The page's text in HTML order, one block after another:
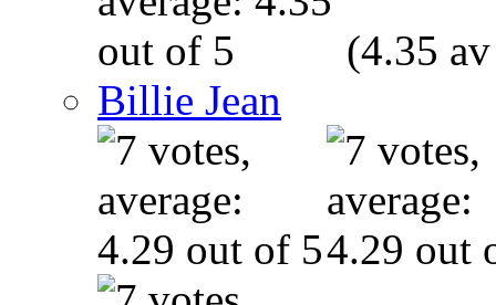
(4.35
Billie Jean